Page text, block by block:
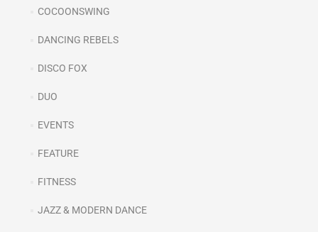
COCOONSWING
DANCING REBELS
DISCO FOX
DUO
EVENTS
FEATURE
FITNESS
JAZZ & MODERN DANCE